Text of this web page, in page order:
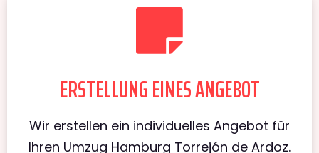
ERSTELLUNG EINES ANGEBOT
Wir erstellen ein individuelles Angebot für
Ihren Umzug Hamburg Torrejón de Ardoz.